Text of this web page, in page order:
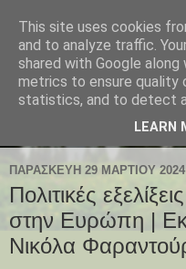
ΠΑΡΑΣΚΕΥΉ 29 ΜΑΡΤΊΟΥ 2024
Πολιτικές
στην Ευρώπη |
Νικόλα
This site uses cookies
and to analyze traffic.
shared with Google
metrics to ensure quality
statistics, and to detect
LEARN